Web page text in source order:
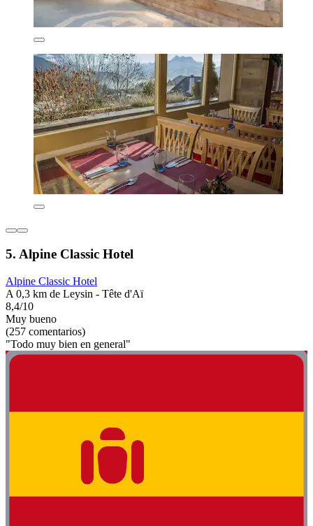
5. Alpine Classic Hotel
Alpine Classic Hotel
A 0,3 km de Leysin - Tête d'Aï
8,4/10
Muy bueno
(257 comentarios)
"Todo muy bien en general"